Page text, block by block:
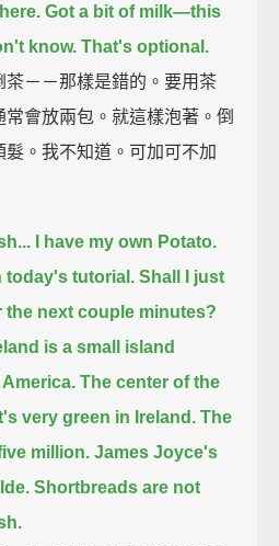
Got a bit of milk—this
know. That's optional.
－－那樣是錯的。要用茶
會放兩包。就這樣泡著。倒
。我不知道。可加可不加
I have my own Potato.
today's tutorial. Shall I just
the next couple minutes?
is a small island
The center of the
very green in Ireland. The
million. James Joyce's
Shortbreads are not